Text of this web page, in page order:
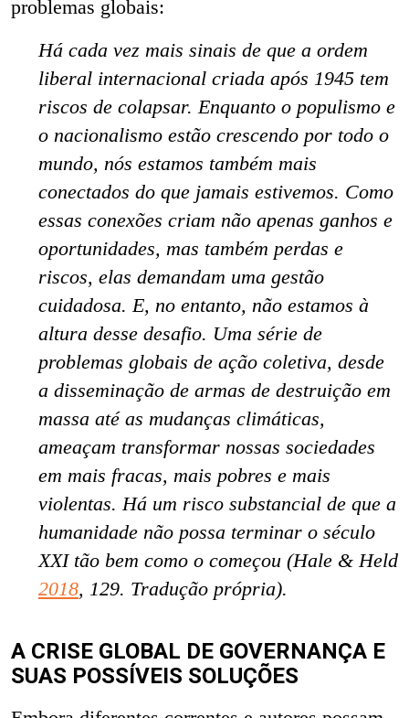
problemas globais:
Há cada vez mais sinais de que a ordem
liberal internacional criada após 1945 tem
riscos de colapsar. Enquanto o populismo e
o nacionalismo estão crescendo por todo o
mundo, nós estamos também mais
conectados do que jamais estivemos. Como
essas conexões criam não apenas ganhos e
oportunidades, mas também perdas e
riscos, elas demandam uma gestão
cuidadosa. E, no entanto, não estamos à
altura desse desafio. Uma série de
problemas globais de ação coletiva, desde
a disseminação de armas de destruição em
massa até as mudanças climáticas,
ameaçam transformar nossas sociedades
em mais fracas, mais pobres e mais
violentas. Há um risco substancial de que a
humanidade não possa terminar o século
XXI tão bem como o começou (Hale & Held
2018, 129. Tradução própria).
A CRISE GLOBAL DE GOVERNANÇA E
SUAS POSSÍVEIS SOLUÇÕES